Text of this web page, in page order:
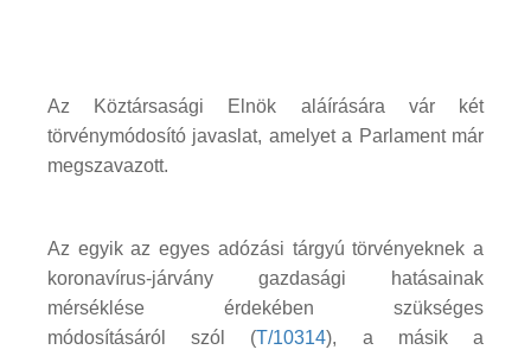
Az Köztársasági Elnök aláírására vár két
törvénymódosító javaslat, amelyet a Parlament már
megszavazott.
Az egyik az egyes adózási tárgyú törvényeknek a
koronavírus-járvány gazdasági hatásainak
mérséklése érdekében szükséges
módosításáról szól (T/10314), a másik a